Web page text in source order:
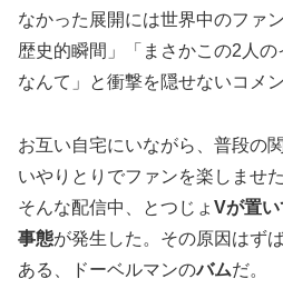
なかった展開には世界中のファ
歴史的瞬間」「まさかこの2人
なんて」と衝撃を隠せないコメ
お互い自宅にいながら、普段の
いやりとりでファンを楽しませ
そんな配信中、とつじょ Vが置い
事態が発生した。その原因はず
ある、ドーベルマンのバムだ。